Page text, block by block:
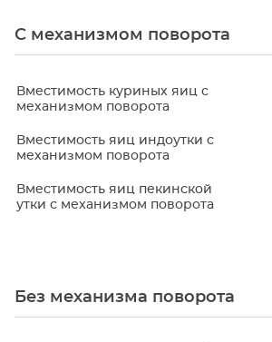
С механизмом поворота
Вместимость куриных яиц с
механизмом поворота
Вместимость яиц индоутки с
механизмом поворота
Вместимость яиц пекинской
утки с механизмом поворота
Без механизма поворота